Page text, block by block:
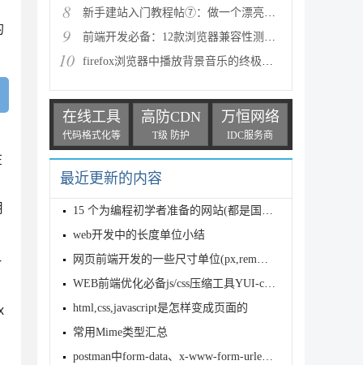
8 新手建站入门教程帖⑦：做一个漂亮的网站就这么简单
9 前端开发必备：12款浏览器兼容性测试工具推荐
10 firefox浏览器中播放背景音乐的终极解决方案(chrome多
在线工具
代码格式化等
高防CDN
T级 防护
万恒网络
IDC服务商
最近更新的内容
15 个为编程初学者准备的网站(都是国外的一些网站)
web开发中的长度单位小结
网页前端开发的一些尺寸单位(px,rem单位)
WEB前端优化必备js/css压缩工具YUI-compressor详解与
html,css,javascript是怎样变成页面的
常用Mime类型汇总
postman中form-data、x-www-form-urlencoded、raw、bi